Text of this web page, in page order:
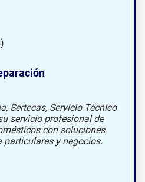
Sertecas, Servicio Técnico
servicio profesional de
con soluciones
y negocios.